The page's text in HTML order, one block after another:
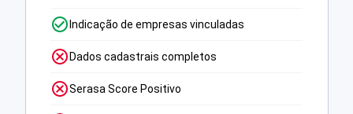
Indicação de empresas vinculadas
Dados cadastrais completos
Serasa Score Positivo